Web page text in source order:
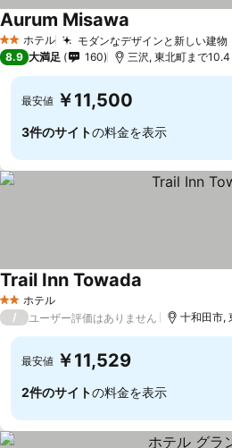
2 ホテルのランク
ホテル モダンなデザインと新しい建物
Aurum Misawa
8.9 大満足 160 三沢, 東北町まで
最安値 ￥11,500
3件のサイトの料金を表示
2 ホテルのランク
ホテル
Trail Inn Towada
/ ユーザー評価はありません 十和田市,
最安値 ￥11,529
2件のサイトの料金を表示